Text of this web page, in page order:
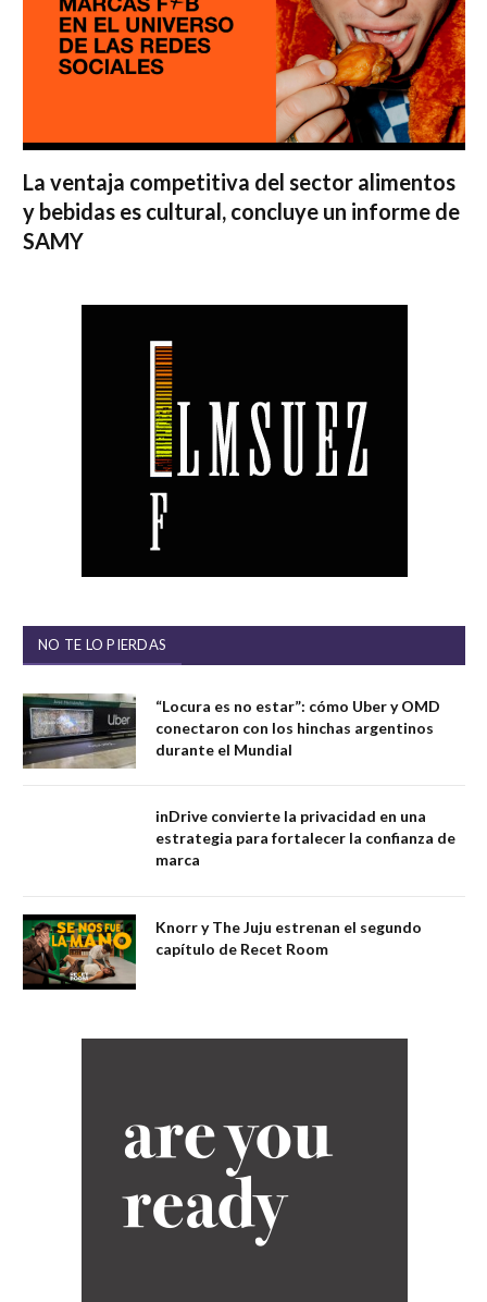
La ventaja competitiva del sector alimentos
y bebidas es cultural, concluye un informe de
SAMY
NO TE LO PIERDAS
“Locura es no estar”: cómo Uber y OMD
conectaron con los hinchas argentinos
durante el Mundial
inDrive convierte la privacidad en una
estrategia para fortalecer la confianza de
marca
Knorr y The Juju estrenan el segundo
capítulo de Recet Room